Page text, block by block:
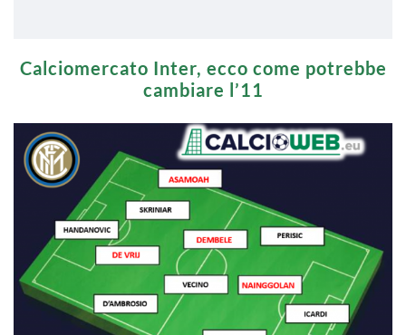
Calciomercato Inter, ecco come potrebbe
cambiare l’11